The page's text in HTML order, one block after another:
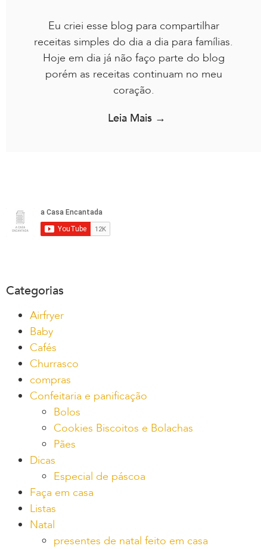
Eu criei esse blog para compartilhar
receitas simples do dia a dia para famílias.
Hoje em dia já não faço parte do blog
porém as receitas continuam no meu
coração.
Leia Mais →
Categorias
Airfryer
Baby
Cafés
Churrasco
compras
Confeitaria e panificação
Bolos
Cookies Biscoitos e Bolachas
Pães
Dicas
Especial de páscoa
Faça em casa
Listas
Natal
presentes de natal feito em casa